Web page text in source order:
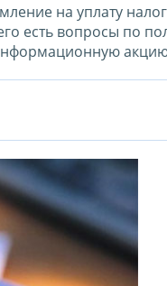
на уплату
есть вопросы по